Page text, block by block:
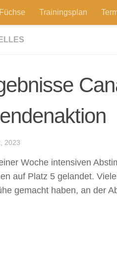
Trainingsplan
2023
Woche intensiven
auf Platz 5 gelandet.
gemacht haben, an der